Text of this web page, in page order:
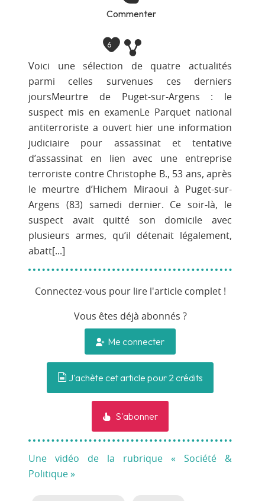
Commenter
6
Voici une sélection de quatre actualités
parmi celles survenues ces derniers
joursMeurtre de Puget-sur-Argens : le
suspect mis en examenLe Parquet national
antiterroriste a ouvert hier une information
judiciaire pour assassinat et tentative
d’assassinat en lien avec une entreprise
terroriste contre Christophe B., 53 ans, après
le meurtre d’Hichem Miraoui à Puget-sur-
Argens (83) samedi dernier. Ce soir-là, le
suspect avait quitté son domicile avec
plusieurs armes, qu’il détenait légalement,
abatt[...]
Connectez-vous pour lire l'article complet !
Vous êtes déjà abonnés ?
Me connecter
J'achète cet article pour 2 crédits
S'abonner
Une vidéo de la rubrique « Société &
Politique »